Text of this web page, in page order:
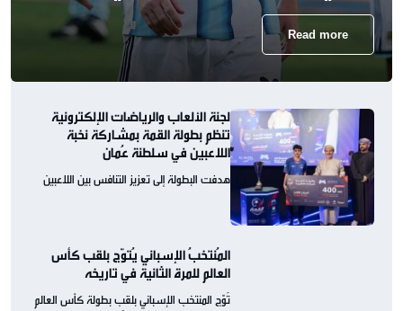
Read more
لجنة الألعاب والرياضات الإلكترونية
تنظم بطولة القمة بمشاركة نخبة
اللاعبين في سلطنة عُمان
هدفت البطولة إلى تعزيز التنافس بين اللاعبين
المُنتخبُ الإسباني يُتوّج بلقب كأس
العالم للمرة الثانية في تاريخه
تُوّج المنتخب الإسباني بلقب بطولة كأس العالم